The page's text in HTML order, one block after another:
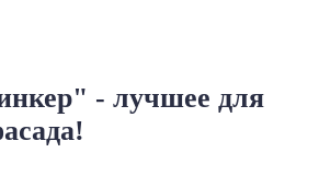
- лучшее для